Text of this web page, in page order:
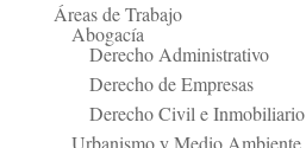
Áreas de Trabajo
Abogacía
Derecho Administrativo
Derecho de Empresas
Derecho Civil e Inmobiliario